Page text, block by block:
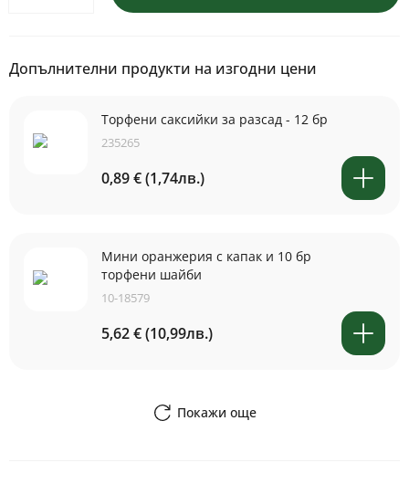
Допълнителни продукти на изгодни цени
Торфени саксийки за разсад - 12 бр
235265
0,89 € (1,74лв.)
Мини оранжерия с капак и 10 бр
торфени шайби
10-18579
5,62 € (10,99лв.)
Покажи още